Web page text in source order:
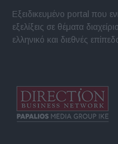
Εξειδικευμένο portal που
εξελίξεις σε θέματα
ελληνικό και διεθνές